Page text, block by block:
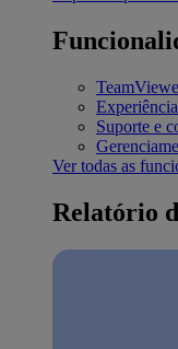
Suporte e
Ver todas as
Relatório